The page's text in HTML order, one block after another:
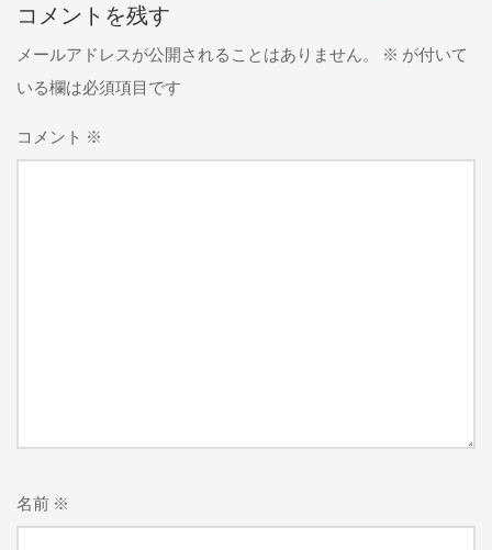
コメントを残す
メールアドレスが公開されることはありません。 ※ が付いて
いる欄は必須項目です
コメント ※
名前 ※